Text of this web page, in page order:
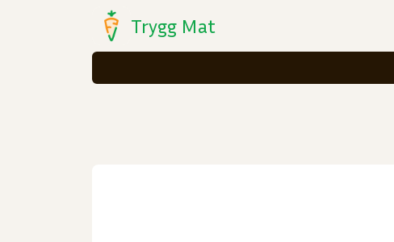
Trygg Mat